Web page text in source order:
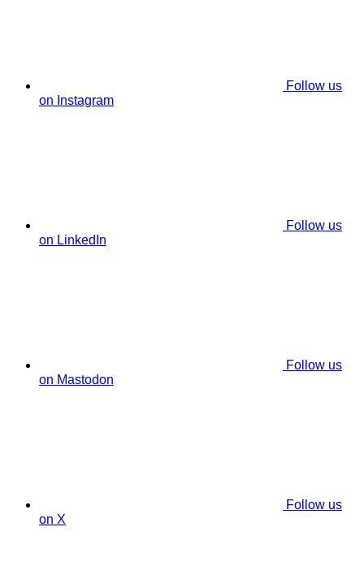
Follow us
on Instagram
Follow us
on LinkedIn
Follow us
on Mastodon
Follow us
on X